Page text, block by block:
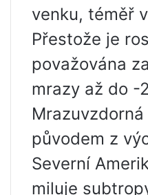
venku, téměř
Přestože je
považována
mrazy až do -
původem z
Severní
miluje